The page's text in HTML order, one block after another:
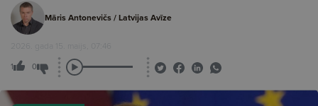
Māris Antonevičs / Latvijas Avīze
2026. gada 15. maijs, 07:46
1 0